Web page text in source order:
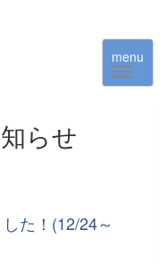
menu
らせ
た！(12/24～